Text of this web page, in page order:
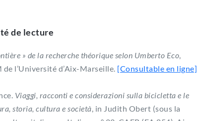
de lecture
» de la recherche théorique selon Umberto Eco,
de l’Université d’Aix-Marseille. [Consultable en ligne]
Viaggi, racconti e considerazioni sulla bicicletta e le
storia, cultura e società, in Judith Obert (sous la